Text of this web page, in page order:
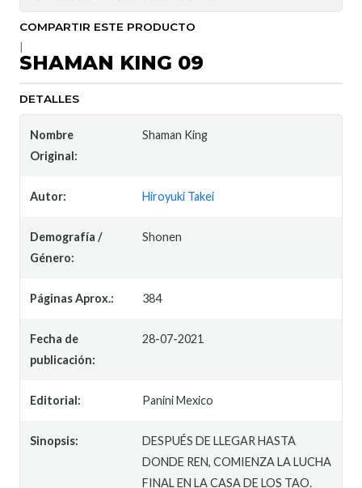
COMPARTIR ESTE PRODUCTO
SHAMAN KING 09
DETALLES
Nombre
Original:
Shaman King
Autor: Hiroyuki Takei
Demografía /
Género:
Shonen
Páginas Aprox.: 384
Fecha de
publicación:
28-07-2021
Editorial: Panini Mexico
Sinopsis:
DESPUÉS DE LLEGAR HASTA
DONDE REN, COMIENZA LA LUCHA
FINAL EN LA CASA DE LOS TAO.